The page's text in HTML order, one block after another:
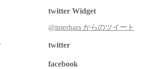
twitter Widget
@interbars からのツイート
twitter
facebook